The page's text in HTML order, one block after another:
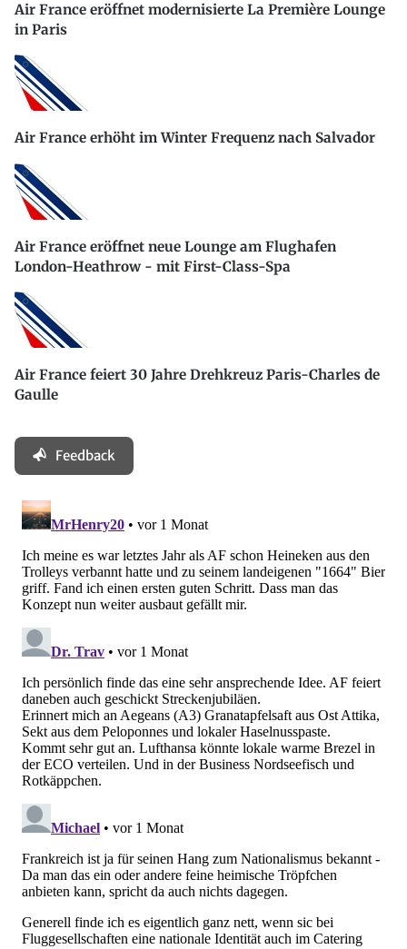
Air France eröffnet modernisierte La Première Lounge
in Paris
Air France erhöht im Winter Frequenz nach Salvador
Air France eröffnet neue Lounge am Flughafen
London-Heathrow - mit First-Class-Spa
Air France feiert 30 Jahre Drehkreuz Paris-Charles de
Gaulle
Feedback